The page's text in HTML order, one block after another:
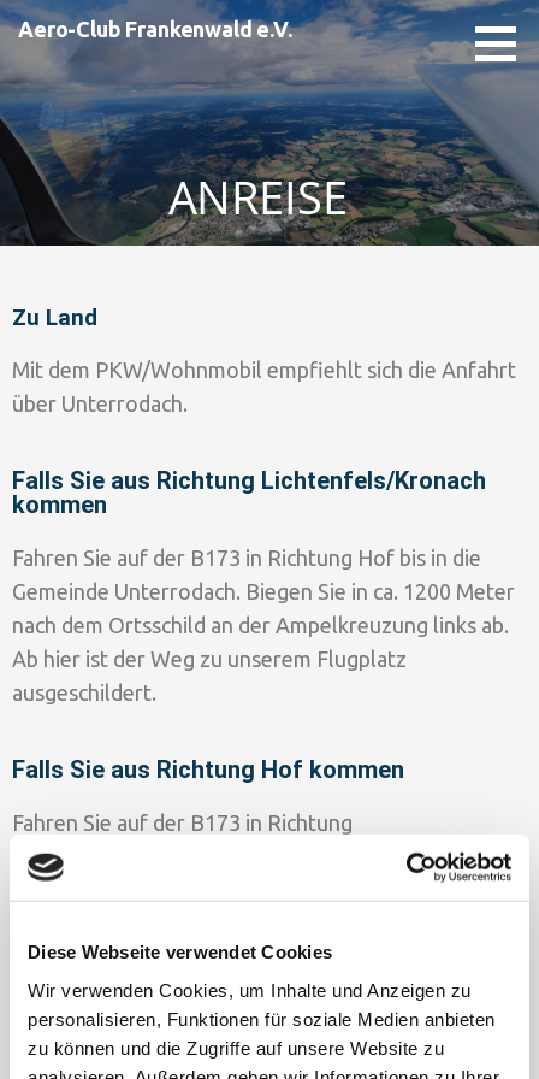
Diese Webseite verwendet Cookies
Wir verwenden Cookies, um Inhalte und Anzeigen zu
personalisieren, Funktionen für soziale Medien anbieten
zu können und die Zugriffe auf unsere Website zu
Aero-Club Frankenwald e.V.
ANREISE
Zu Land
Mit dem PKW/Wohnmobil empfiehlt sich die Anfahrt
über Unterrodach.
Falls Sie aus Richtung Lichtenfels/Kronach
kommen
Fahren Sie auf der B173 in Richtung Hof bis in die
Gemeinde Unterrodach. Biegen Sie in ca. 1200 Meter
nach dem Ortsschild an der Ampelkreuzung links ab.
Ab hier ist der Weg zu unserem Flugplatz
ausgeschildert.
Falls Sie aus Richtung Hof kommen
Fahren Sie auf der B173 in Richtung
Kronach/Lichtenfels. Biegen Sie innerhalb der
unserem Flugplatz ausgeschildert.
Falls Sie aus Richtung Stadtsteinach kommen